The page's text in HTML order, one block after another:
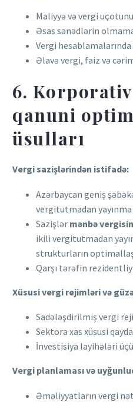
Maliyyə və vergi
Əsas sənədlərin
Vergi
Əlavə vergi, faiz və
6.
qanuni
üsulları
Vergi sazişlərindən istifadə:
Azərbaycan geniş
vergitutmadan
Sazişlər mənbə
ikili vergitutmadan
strukturların
Qarşı tərəfin
Xüsusi vergi rejimləri və
Sadələşdirilmiş vergi
Sektora xas xüsusi
İnvestisiya layihələri
Vergi planlaması və
Əməliyyatların vergi